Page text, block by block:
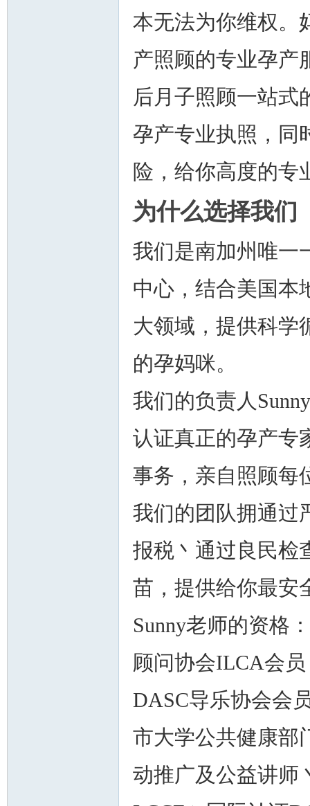
本无法为你维权。
产照顾的专业孕产
后月子照顾一站式
孕产专业执照，同
险，给你高度的专
为什么选择我们
我们是南加州唯一
中心，结合美国本
大领域，提供科学
的孕妈咪。
我们的负责人
认证真正的孕产专
事务，亲自照顾每
我们的团队拥通过
报税丶通过良民检
苗，提供给你最安
Sunny老师的资格
顾问协会ILCA会
DASC导乐协会会
市大学公共健康部
动推广及公益讲师